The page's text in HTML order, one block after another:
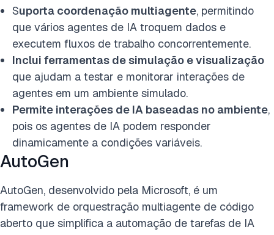
Suporta coordenação multiagente, permitindo
que vários agentes de IA troquem dados e
executem fluxos de trabalho concorrentemente.
Inclui ferramentas de simulação e visualização
que ajudam a testar e monitorar interações de
agentes em um ambiente simulado.
Permite interações de IA baseadas no ambiente,
pois os agentes de IA podem responder
dinamicamente a condições variáveis.
AutoGen
AutoGen, desenvolvido pela Microsoft, é um
framework de orquestração multiagente de código
aberto que simplifica a automação de tarefas de IA